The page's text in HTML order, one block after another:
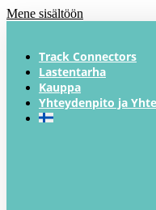
Mene sisältöön
Track Connectors
Lastentarha
Kauppa
Yhteydenpito ja